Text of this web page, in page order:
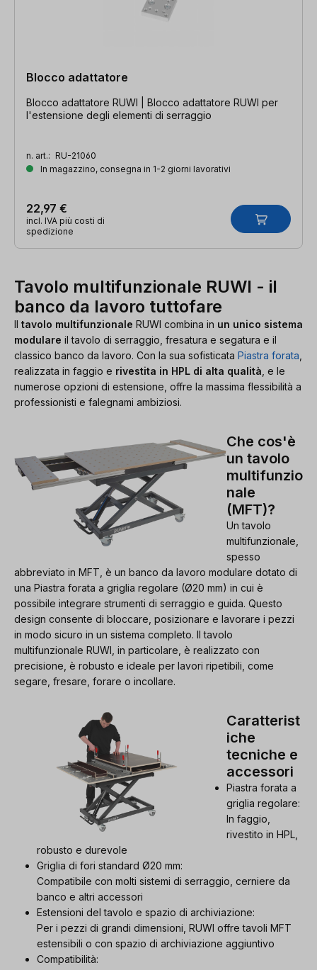
Blocco adattatore
Blocco adattatore RUWI | Blocco adattatore RUWI per
l'estensione degli elementi di serraggio
n. art.: RU-21060
In magazzino, consegna in 1-2 giorni lavorativi
22,97 €
incl. IVA più costi di
spedizione
Tavolo multifunzionale RUWI - il
banco da lavoro tuttofare
Il tavolo multifunzionale RUWI combina in un unico sistema
modulare il tavolo di serraggio, fresatura e segatura e il
classico banco da lavoro. Con la sua sofisticata Piastra forata
realizzata in faggio e rivestita in HPL di alta qualità , e le
numerose opzioni di estensione, offre la massima flessibilità a
professionisti e falegnami ambiziosi.
Che cos'è
un tavolo
multifunzio
nale
(MFT)?
Un tavolo
multifunzionale,
spesso
abbreviato in MFT, è un banco da lavoro modulare dotato di
una Piastra forata a griglia regolare (Ø20 mm) in cui è
possibile integrare strumenti di serraggio e guida. Questo
design consente di bloccare, posizionare e lavorare i pezzi
in modo sicuro in un sistema completo. Il tavolo
multifunzionale RUWI, in particolare, è realizzato con
precisione, è robusto e ideale per lavori ripetibili, come
segare, fresare, forare o incollare.
Caratterist
iche
tecniche e
accessori
Piastra forata a
griglia regolare:
In faggio,
rivestito in HPL,
robusto e durevole
Griglia di fori standard Ø20 mm:
Compatibile con molti sistemi di serraggio, cerniere da
banco e altri accessori
Estensioni del tavolo e spazio di archiviazione:
Per i pezzi di grandi dimensioni, RUWI offre tavoli MFT
estensibili o con spazio di archiviazione aggiuntivo
Compatibilità: